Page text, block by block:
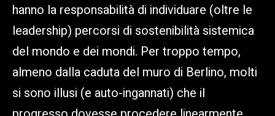
hanno la responsabilità di individuare (oltre le
leadership) percorsi di sostenibilità sistemica
del mondo e dei mondi. Per troppo tempo,
almeno dalla caduta del muro di Berlino, molti
si sono illusi (e auto-ingannati) che il